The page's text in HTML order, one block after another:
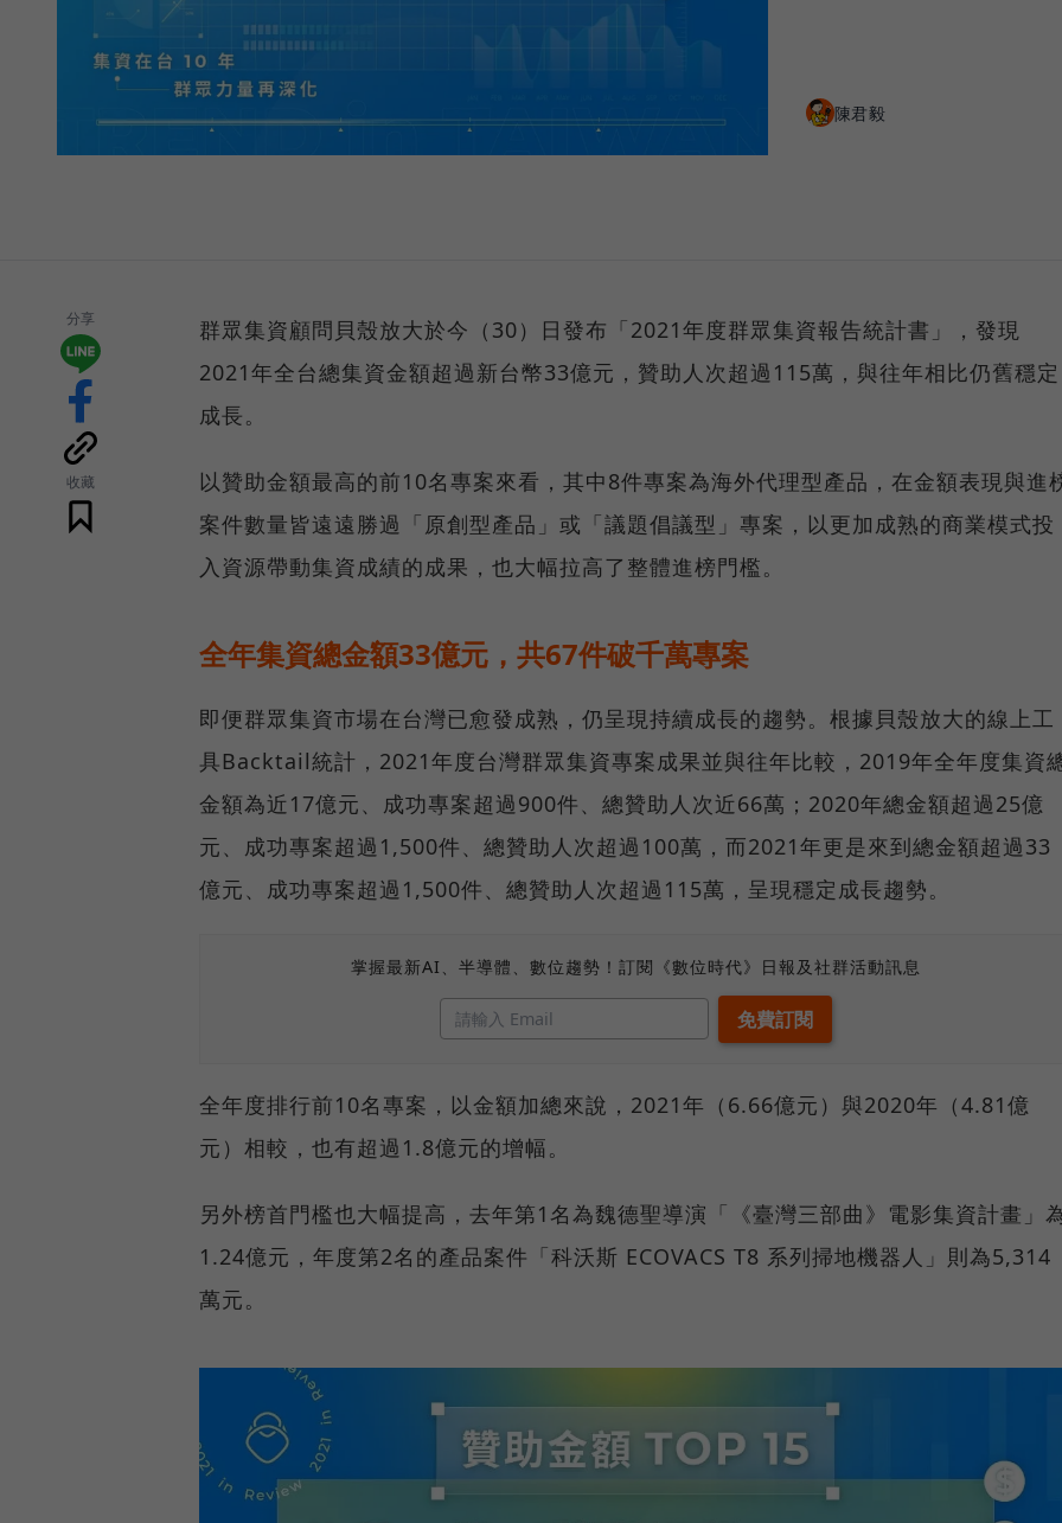
陳君毅
分享
收藏
群眾集資顧問貝殼放大於今（30）日發布「2021年度群眾集資報告統計書」，發現
2021年全台總集資金額超過新台幣33億元，贊助人次超過115萬，與往年相比仍舊穩定
成長。
以贊助金額最高的前10名專案來看，其中8件專案為海外代理型產品，在金額表現與進
案件數量皆遠遠勝過「原創型產品」或「議題倡議型」專案，以更加成熟的商業模式投
入資源帶動集資成績的成果，也大幅拉高了整體進榜門檻。
全年集資總金額33億元，共67件破千萬專案
即便群眾集資市場在台灣已愈發成熟，仍呈現持續成長的趨勢。根據貝殼放大的線上工
具Backtail統計，2021年度台灣群眾集資專案成果並與往年比較，2019年全年度集資
金額為近17億元、成功專案超過900件、總贊助人次近66萬；2020年總金額超過25億
元、成功專案超過1,500件、總贊助人次超過100萬，而2021年更是來到總金額超過33
億元、成功專案超過1,500件、總贊助人次超過115萬，呈現穩定成長趨勢。
掌握最新AI、半導體、數位趨勢！訂閱《數位時代》日報及社群活動訊息
全年度排行前10名專案，以金額加總來說，2021年（6.66億元）與2020年（4.81億
元）相較，也有超過1.8億元的增幅。
另外榜首門檻也大幅提高，去年第1名為魏德聖導演「《臺灣三部曲》電影集資計畫」
1.24億元，年度第2名的產品案件「科沃斯 ECOVACS T8 系列掃地機器人」則為5,314
萬元。